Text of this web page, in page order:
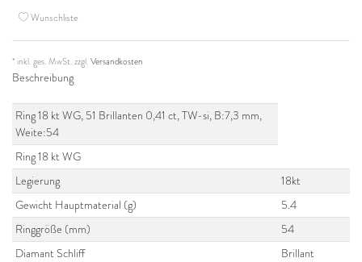
Wunschliste
* inkl. ges. MwSt. zzgl.Versandkosten
Beschreibung
Ring 18 kt WG, 51 Brillanten 0,41 ct, TW-si, B:7,3 mm,
Weite:54
Ring 18 kt WG
Legierung
18kt
Gewicht Hauptmaterial (g)
5.4
Ringgröße (mm)
54
Diamant Schliff
Brillant